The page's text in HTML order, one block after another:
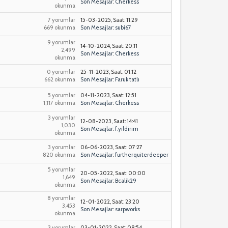
okunma
7 yorumlar
669 okunma
15-03-2025, Saat: 11:29
Son Mesajlar: subi67
9 yorumlar
2,499
okunma
14-10-2024, Saat: 20:11
Son Mesajlar: Cherkess
0 yorumlar
662 okunma
25-11-2023, Saat: 01:12
Son Mesajlar: Faruk tatlı
5 yorumlar
1,117 okunma
04-11-2023, Saat: 12:51
Son Mesajlar: Cherkess
3 yorumlar
1,030
okunma
12-08-2023, Saat: 14:41
Son Mesajlar:f.yildirim
3 yorumlar
820 okunma
06-06-2023, Saat: 07:27
Son Mesajlar:furtherquiterdeeper
5 yorumlar
1,649
okunma
20-05-2022, Saat: 00:00
Son Mesajlar: Bcalik29
8 yorumlar
3,453
okunma
12-01-2022, Saat: 23:20
Son Mesajlar: sarpworks